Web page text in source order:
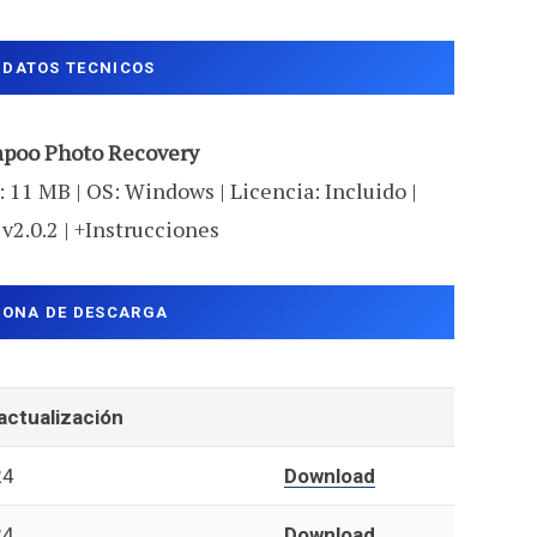
DATOS TECNICOS
Photo Recovery
MB | OS: Windows | Licencia: Incluido |
| +Instrucciones
DE DESCARGA
Download